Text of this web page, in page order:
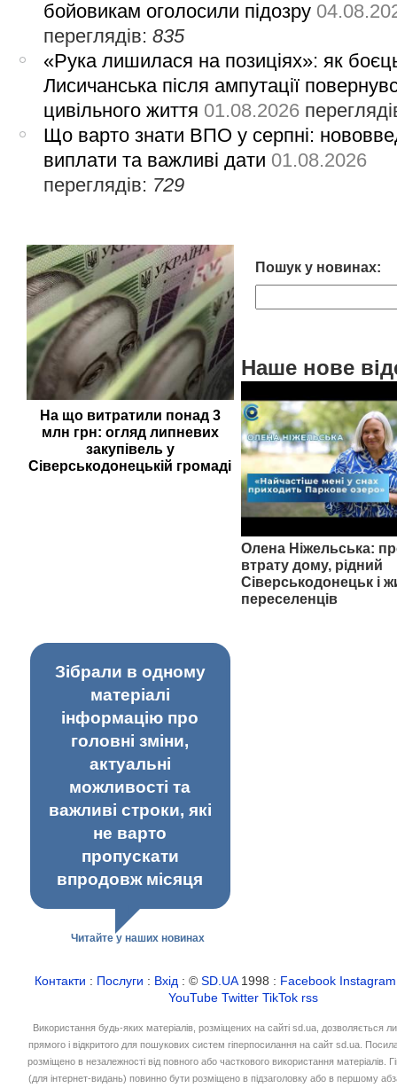
бойовикам оголосили підозру
переглядів:835
«Рука лишилася на позиціях»: як
Лисичанська після ампутації
цивільного життя 01.08.2026
Що варто знати ВПО у серпні:
виплати та важливі дати 01.08.2026
переглядів: 729
На що витратили понад 3
млн грн: огляд липневих
закупівель у
Сіверськодонецькій громаді
Пошук у новинах:
Наше нове
Олена Ніжельська:
втрату дому, рідний
Сіверськодонецьк і
переселенців
Зібрали в одному
матеріалі
інформацію про
головні зміни,
актуальні
можливості та
важливі строки, які
не варто
пропускати
впродовж місяця
Читайте у наших новинах
Контакти : Послуги : Вхід : ©SD.UA1998 : Facebook Instagram
YouTube Twitter TikTok rss
Використання будь-яких матеріалів, розміщених на сайті sd.ua, дозволяється
прямого і відкритого для пошукових систем гіперпосилання на сайт sd.ua.
розміщено в незалежності від повного або часткового використання матеріалів.
(для інтернет-видань) повинно бути розміщено в підзаголовку або в першому